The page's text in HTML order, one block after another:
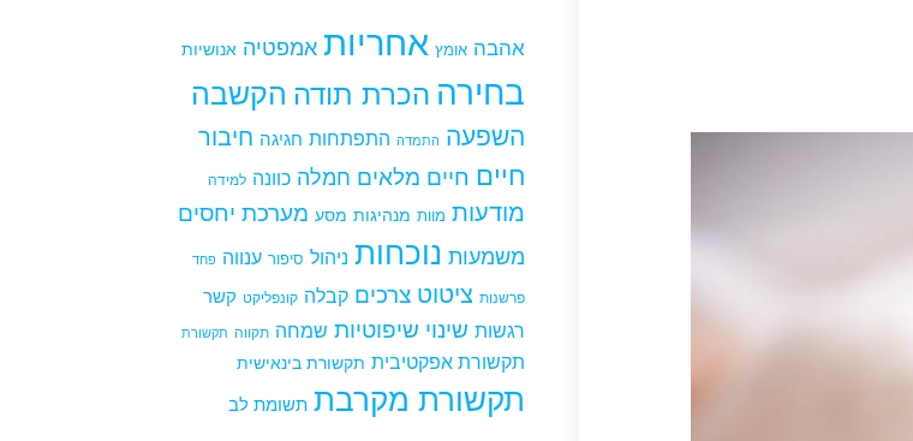
אהבה אומץ אחריות אמפטיה אנושיות
בחירה הכרת תודה הקשבה
השפעה התמדה התפתחות חגיגה חיבור
חיים חיים מלאים חמלה כוונה למידה
מודעות מוות מנהיגות מסע מערכת יחסים
משמעות נוכחות ניהול סיפור ענווה פחד
פרשנות ציטוט צרכים קבלה קונפליקט קשר
רגשות שינוי שיפוטיות שמחה תקווה תקשורת
תקשורת אפקטיבית תקשורת בינאישית
תקשורת מקרבת תשומת לב